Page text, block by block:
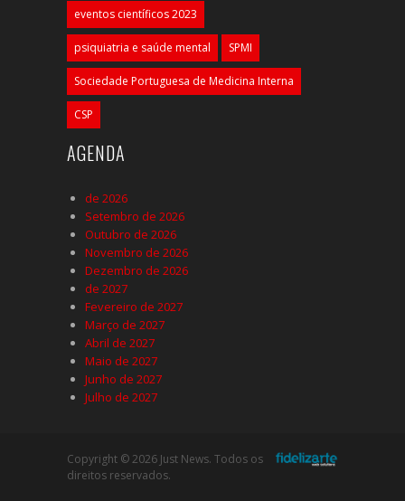
eventos científicos 2023
psiquiatria e saúde mental SPMI
Sociedade Portuguesa de Medicina Interna
CSP
AGENDA
de 2026
Setembro de 2026
Outubro de 2026
Novembro de 2026
Dezembro de 2026
de 2027
Fevereiro de 2027
Março de 2027
Abril de 2027
Maio de 2027
Junho de 2027
Julho de 2027
Copyright © 2026 Just News. Todos os
direitos reservados.